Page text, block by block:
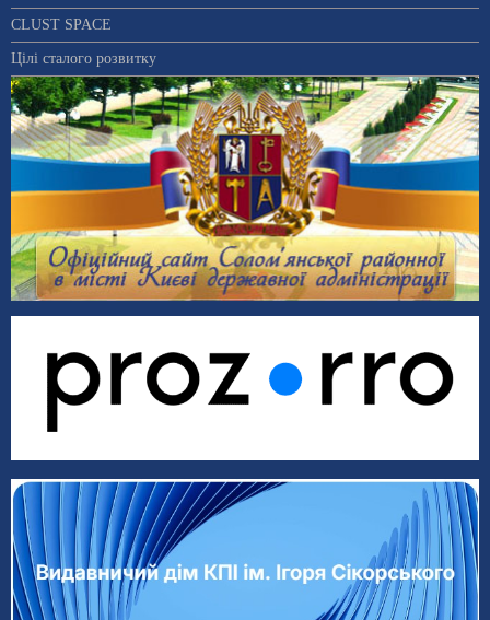
CLUST SPACE
Цілі сталого розвитку